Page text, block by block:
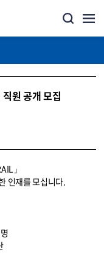
원 공개 모집
」
인재를 모십니다.